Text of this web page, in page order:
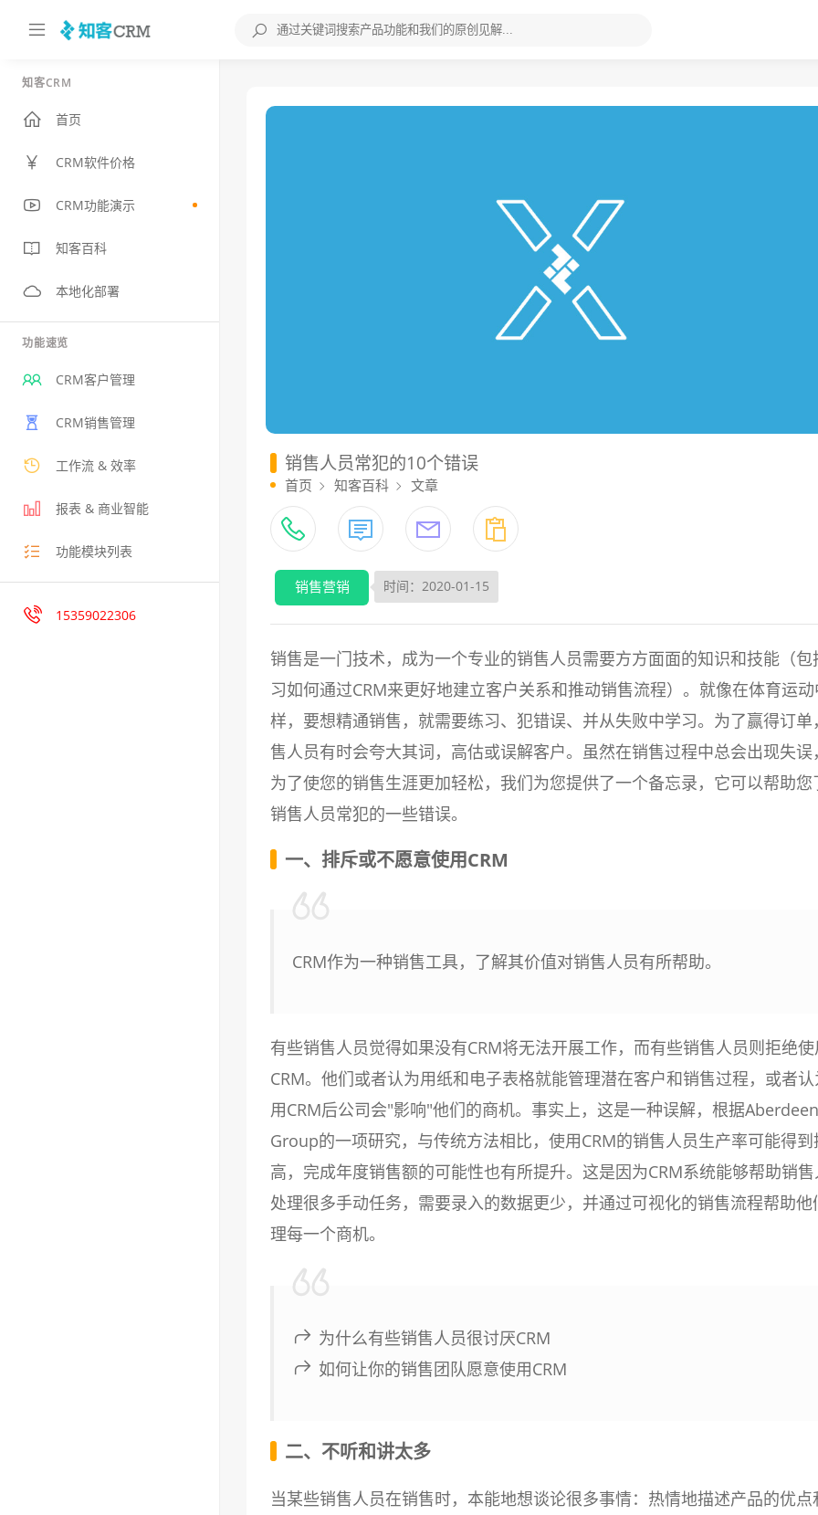
知客CRM
首页
CRM软件价格
CRM功能演示
知客百科
本地化部署
功能速览
CRM客户管理
CRM销售管理
工作流 & 效率
报表 & 商业智能
功能模块列表
15359022306
销售人员常犯的10个错误
首页 知客百科 文章
销售营销 时间：2020-01-15
销售是一门技术，成为一个专业的销售人员需要方方面面的知识和技能（包
习如何通过CRM来更好地建立客户关系和推动销售流程）。就像在体育运
样，要想精通销售，就需要练习、犯错误、并从失败中学习。为了赢得订单
售人员有时会夸大其词，高估或误解客户。虽然在销售过程中总会出现失误
为了使您的销售生涯更加轻松，我们为您提供了一个备忘录，它可以帮助您
销售人员常犯的一些错误。
一、排斥或不愿意使用CRM
CRM作为一种销售工具，了解其价值对销售人员有所帮助。
有些销售人员觉得如果没有CRM将无法开展工作，而有些销售人员则拒绝使
CRM。他们或者认为用纸和电子表格就能管理潜在客户和销售过程，或者
用CRM后公司会"影响"他们的商机。事实上，这是一种误解，根据Aberdeen
Group的一项研究，与传统方法相比，使用CRM的销售人员生产率可能得到
高，完成年度销售额的可能性也有所提升。这是因为CRM系统能够帮助销售
处理很多手动任务，需要录入的数据更少，并通过可视化的销售流程帮助他
理每一个商机。
为什么有些销售人员很讨厌CRM
如何让你的销售团队愿意使用CRM
二、不听和讲太多
当某些销售人员在销售时，本能地想谈论很多事情：热情地描述产品的优点